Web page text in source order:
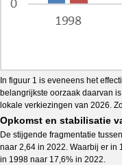
In figuur 1 is eveneens het
belangrijkste oorzaak daarvan
lokale verkiezingen van 2026.
Opkomst en stabilisatie
De stijgende fragmentatie
naar 2,64 in 2022. Waarbij er in
in 1998 naar 17,6% in 2022.